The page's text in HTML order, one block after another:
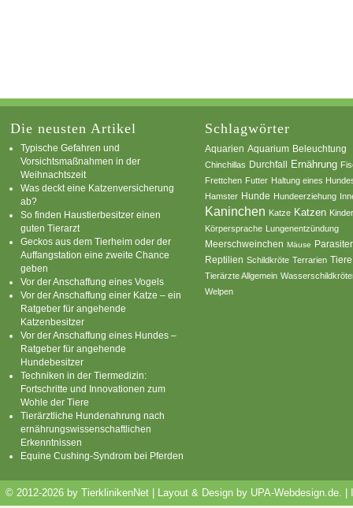
Die neusten Artikel
Typische Gefahren und
Vorsichtsmaßnahmen in der
Weihnachtszeit
Was deckt eine Katzenversicherung
ab?
So finden Haustierbesitzer einen
guten Tierarzt
Geckos aus dem Tierheim oder der
Auffangstation eine zweite Chance
geben
Vor der Anschaffung eines Vogels
Vor der Anschaffung einer Katze – ein
Ratgeber für angehende
Katzenbesitzer
Vor der Anschaffung eines Hundes –
Ratgeber für angehende
Hundebesitzer
Techniken in der Tiermedizin:
Fortschritte und Innovationen zum
Wohle der Tiere
Tierärztliche Hundenahrung nach
ernährungswissenschaftlichen
Erkenntnissen
Equine Cushing-Syndrom bei Pferden
Schlagwörter
Aquarien Aquarium Beleuchtung
Chinchillas Durchfall Ernährung
Frettchen Futter Haltung eines
Hamster Hunde Hundeerziehung
Kaninchen Katze Katzen
Körpersprache Lungenentzündung
Meerschweinchen Mäuse
Reptilien Schildkröte Terrarien Tiere
Tierärzte Allgemein
Welpen
© 2012-2026 by TierklinikenNet | Layout & Design by UPA-Webdesign.de.